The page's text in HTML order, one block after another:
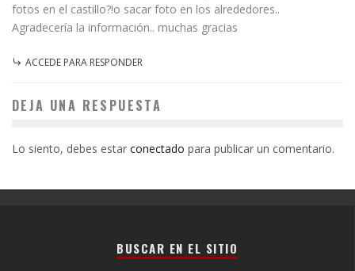
fotos en el castillo?!o sacar foto en los alrededores..
Agradecería la información.. muchas gracias
ACCEDE PARA RESPONDER
DEJA UNA RESPUESTA
Lo siento, debes estar conectado para publicar un comentario.
BUSCAR EN EL SITIO